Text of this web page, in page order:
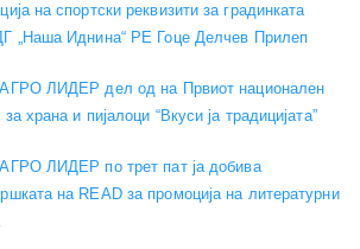
на спортски реквизити за градинката
„Наша Иднина“ РЕ Гоце Делчев Прилеп
ЛИДЕР дел од на Првиот национален
храна и пијалоци “Вкуси ја традицијата”
ЛИДЕР по трет пат ја добива
на READ за промоција на литературни